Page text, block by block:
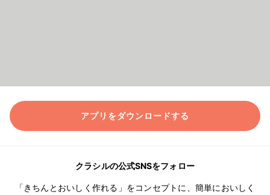
アプリをダウンロードする
クラシルの公式SNSをフォロー
「きちんとおいしく作れる」をコンセプトに、簡単においしく